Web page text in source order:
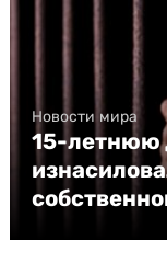
Новости мира
15-летнюю